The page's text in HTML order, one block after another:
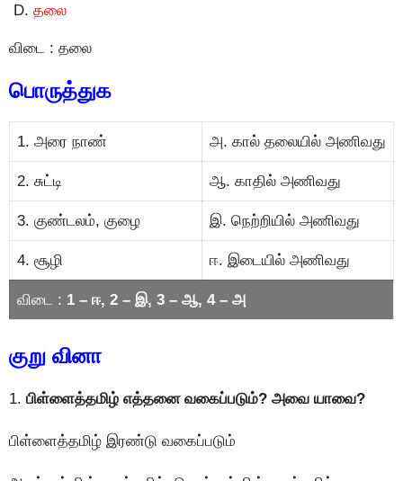
தலை
விடை : தலை
பொருத்துக
1. அரை நாண் அ. கால் தலையில் அணிவது
2. சுட்டி ஆ. காதில் அணிவது
3. குண்டலம், குழை இ. நெற்றியில் அணிவது
4. சூழி ஈ. இடையில் அணிவது
விடை : 1 – ஈ, 2 – இ, 3 – ஆ, 4 – அ
குறு வினா
1. பிள்ளைத்தமிழ் எத்தனை வகைப்படும்? அவை யாவை?
பிள்ளைத்தமிழ் இரண்டு வகைப்படும்